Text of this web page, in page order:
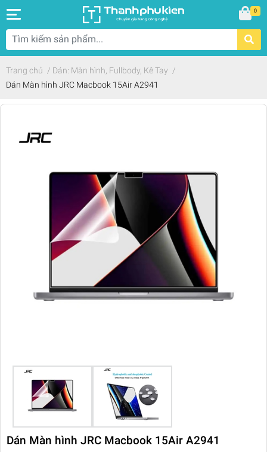
0
Trang chủ / Dán: Màn hình, Fullbody, Kê Tay /
Dán Màn hình JRC Macbook 15Air A2941
Dán Màn hình JRC Macbook 15Air A2941